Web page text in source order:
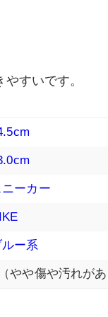
すいです。
ニーカー
ルー系
やや傷や汚れが